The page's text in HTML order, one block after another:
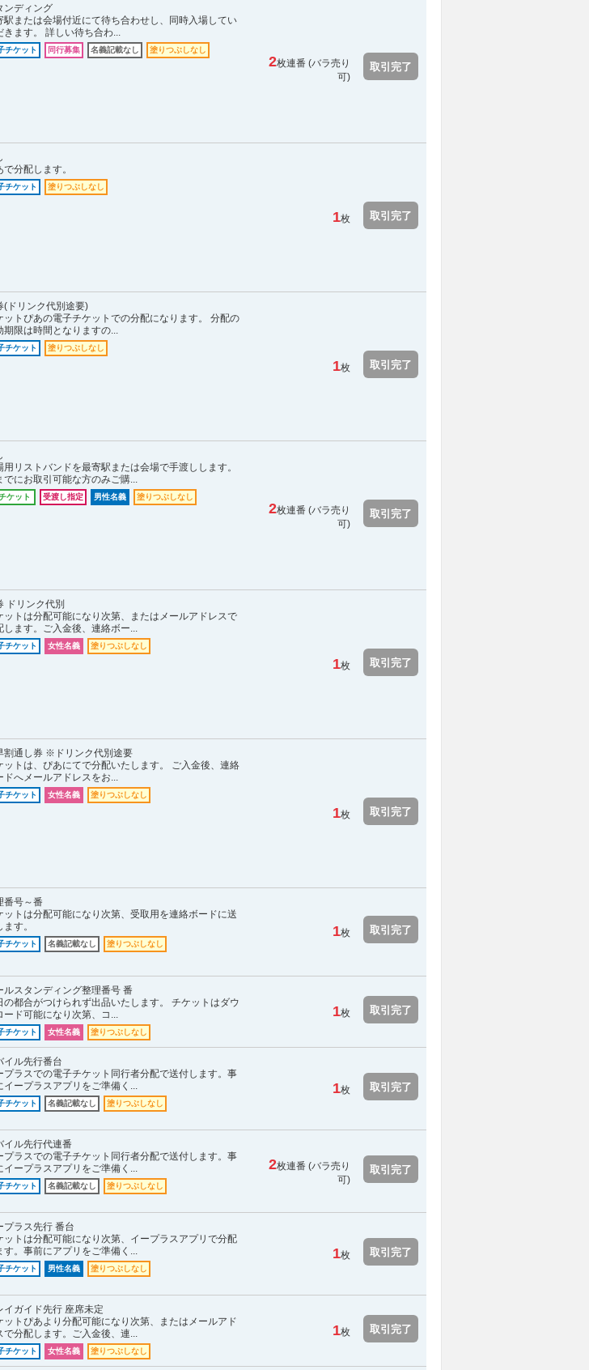
ンディング
駅または会場付近にて待ち合わせし、同時入場してい
きます。 詳しい待ち合わ...
チケット 同行募集 名義記載なし 塗りつぶしなし
2枚連番 (バラ売り
可)
取引完了
で分配します。
チケット 塗りつぶしなし
1枚 取引完了
(ドリンク代別途要)
ットぴあの電子チケットでの分配になります。 分配の
期限は時間となりますの...
チケット 塗りつぶしなし
1枚 取引完了
用リストバンドを最寄駅または会場で手渡しします。
でにお取引可能な方のみご購...
ケット 受渡し指定 男性名義 塗りつぶしなし
2枚連番 (バラ売り
可)
取引完了
ドリンク代別
ットは分配可能になり次第、またはメールアドレスで
します。ご入金後、連絡ボー...
チケット 女性名義 塗りつぶしなし
1枚 取引完了
割通し券 ※ドリンク代別途要
ットは、ぴあにてで分配いたします。 ご入金後、連絡
ドへメールアドレスをお...
チケット 女性名義 塗りつぶしなし
1枚 取引完了
番号～番
ットは分配可能になり次第、受取用を連絡ボードに送
す。
チケット 名義記載なし 塗りつぶしなし
1枚 取引完了
ルスタンディング整理番号 番
の都合がつけられず出品いたします。 チケットはダウ
ード可能になり次第、コ...
チケット 女性名義 塗りつぶしなし
1枚 取引完了
イル先行番台
プラスでの電子チケット同行者分配で送付します。事
イープラスアプリをご準備く...
チケット 名義記載なし 塗りつぶしなし
1枚 取引完了
イル先行代連番
プラスでの電子チケット同行者分配で送付します。事
イープラスアプリをご準備く...
チケット 名義記載なし 塗りつぶしなし
2枚連番 (バラ売り
可)
取引完了
プラス先行 番台
ットは分配可能になり次第、イープラスアプリで分配
す。事前にアプリをご準備く...
チケット 男性名義 塗りつぶしなし
1枚 取引完了
イガイド先行 座席未定
ットぴあより分配可能になり次第、またはメールアド
で分配します。ご入金後、連...
チケット 女性名義 塗りつぶしなし
1枚 取引完了